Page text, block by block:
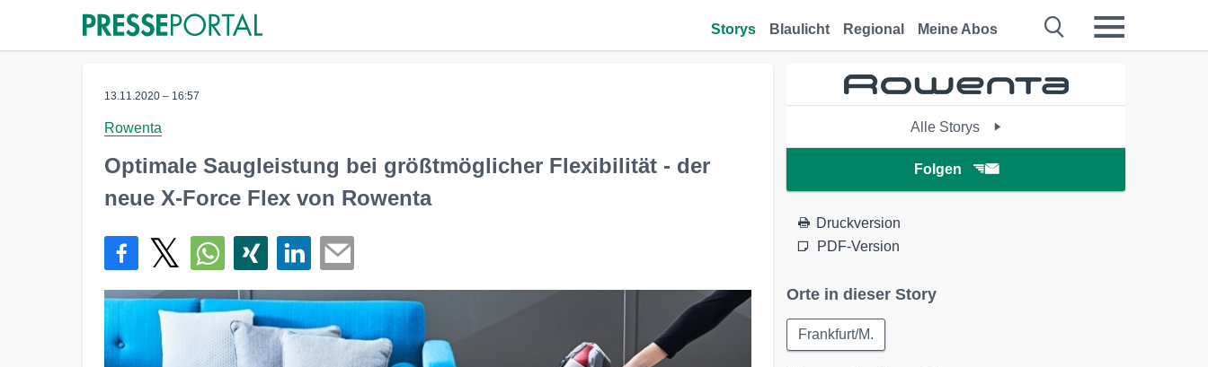
Storys Blaulicht Regional Meine Abos
13.11.2020 – 16:57
Rowenta
Optimale Saugleistung bei größtmöglicher Flexibilität - der
neue X-Force Flex von Rowenta
Alle Storys
Folgen
Druckversion
PDF-Version
Orte in dieser Story
Frankfurt/M.